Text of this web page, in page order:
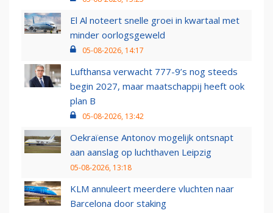
El Al noteert snelle groei in kwartaal met
minder oorlogsgeweld
05-08-2026, 14:17
Lufthansa verwacht 777-9’s nog steeds
begin 2027, maar maatschappij heeft ook
plan B
05-08-2026, 13:42
Oekraïense Antonov mogelijk ontsnapt
aan aanslag op luchthaven Leipzig
05-08-2026, 13:18
KLM annuleert meerdere vluchten naar
Barcelona door staking